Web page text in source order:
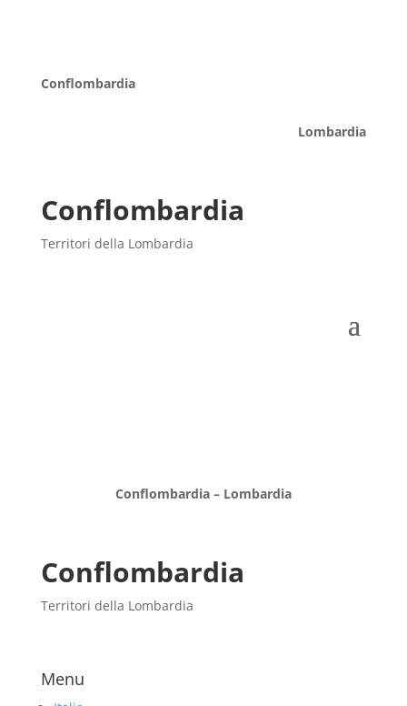
Conflombardia
Lombardia
Conflombardia
Territori della Lombardia
Conflombardia – Lombardia
Conflombardia
Territori della Lombardia
Menu